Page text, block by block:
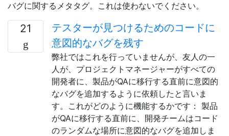
バグに関するメタタグ。これは使わないでください。
21
テスターが見つけるためのコードに
意図的なバグを残す
弊社ではこれを行っていませんが、友人の一
人が、プロジェクトマネージャーがすべての
開発者に、製品がQAに移行する直前に意図的
なバグを追加するように依頼したと言いま
す。これがどのように機能するかです： 製品
がQAに移行する直前に、開発チームはコード
のランダムな場所に意図的なバグを追加しま